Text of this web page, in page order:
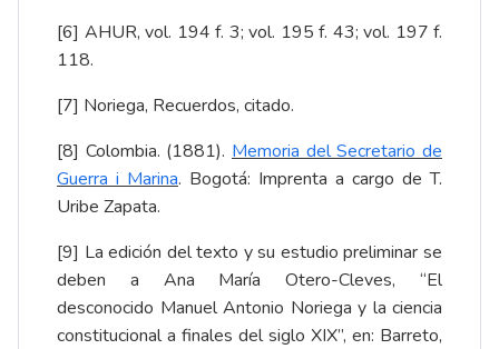
[6] AHUR, vol. 194 f. 3; vol. 195 f. 43; vol. 197 f.
118.
[7] Noriega, Recuerdos, citado.
[8] Colombia. (1881). Memoria del Secretario de
Guerra i Marina. Bogotá: Imprenta a cargo de T.
Uribe Zapata.
[9] La edición del texto y su estudio preliminar se
deben a Ana María Otero-Cleves, “El
desconocido Manuel Antonio Noriega y la ciencia
constitucional a finales del siglo XIX”, en: Barreto,